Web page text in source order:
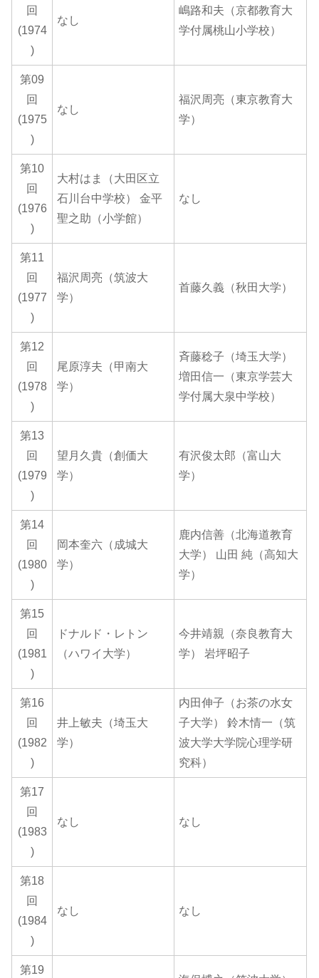
回
(1974
)
なし
嶋路和夫（京都教育大
学付属桃山小学校）
第09
回
(1975
)
なし
福沢周亮（東京教育大
学）
第10
回
(1976
)
大村はま（大田区立
石川台中学校） 金平
聖之助（小学館）
なし
第11
回
(1977
)
福沢周亮（筑波大
学）
首藤久義（秋田大学）
第12
回
(1978
)
尾原淳夫（甲南大
学）
斉藤稔子（埼玉大学）
増田信一（東京学芸大
学付属大泉中学校）
第13
回
(1979
)
望月久貴（創価大
学）
有沢俊太郎（富山大
学）
第14
回
(1980
)
岡本奎六（成城大
学）
鹿内信善（北海道教育
大学） 山田 純（高知大
学）
第15
回
(1981
)
ドナルド・レトン
（ハワイ大学）
今井靖親（奈良教育大
学） 岩坪昭子
第16
回
(1982
)
井上敏夫（埼玉大
学）
内田伸子（お茶の水女
子大学） 鈴木情一（筑
波大学大学院心理学研
究科）
第17
回
(1983
)
なし なし
第18
回
(1984
)
なし なし
第19